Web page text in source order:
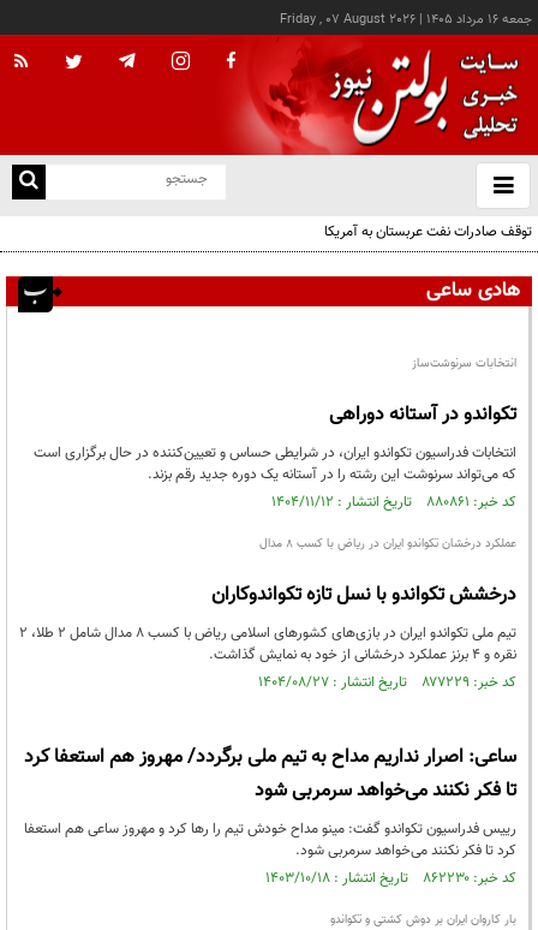
جمعه ۱۶ مرداد ۱۴۰۵ |
Friday , 07 August 2026
باز
و
توقف صادرات نفت عربستان به آمریکا
هادی ساعی
انتخابات سرنوشت‌ساز
تکواندو در آستانه دوراهی
انتخابات فدراسیون تکواندو ایران، در شرایطی حساس و تعیین‌کننده در حال برگزاری است
که می‌تواند سرنوشت این رشته را در آستانه یک دوره جدید رقم بزند.
کد خبر: ۸۸۰۸۶۱ تاریخ انتشار : ۱۴۰۴/۱۱/۱۲
عملکرد درخشان تکواندو ایران در ریاض با کسب ۸ مدال
درخشش تکواندو با نسل تازه تکواندوکاران
تیم ملی تکواندو ایران در بازی‌های کشور‌های اسلامی ریاض با کسب ۸ مدال شامل ۲ طلا، ۲
نقره و ۴ برنز عملکرد درخشانی از خود به نمایش گذاشت.
کد خبر: ۸۷۷۲۲۹ تاریخ انتشار : ۱۴۰۴/۰۸/۲۷
ساعی: اصرار نداریم مداح به تیم ملی برگردد/ مهروز هم استعفا کرد
تا فکر نکنند می‌خواهد سرمربی شود
رییس فدراسیون تکواندو گفت: مینو مداح خودش تیم را رها کرد و مهروز ساعی هم استعفا
کرد تا فکر نکنند می‌خواهد سرمربی شود.
کد خبر: ۸۶۲۲۳۰ تاریخ انتشار : ۱۴۰۳/۱۰/۱۸
بار کاروان ایران بر دوش کشتی و تکواندو